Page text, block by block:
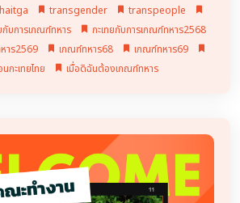
transgender
transpeople
กับการเกณฑ์ทหาร
กะเทยกับการเกณฑ์ทหาร2568
าร2569
เกณฑ์ทหาร68
เกณฑ์ทหาร69
กะเทยไทย
เมื่อดิฉันต้องเกณฑ์ทหาร